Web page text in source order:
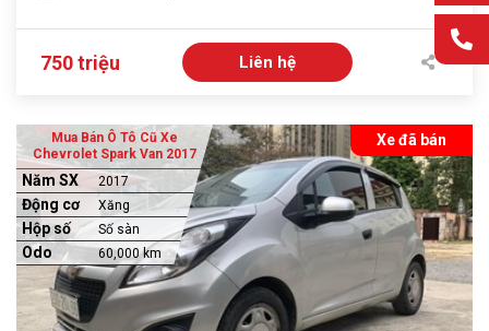
750 triệu Liên hệ
Xe đã bán
Mua Bán Ô Tô Cũ Xe
Chevrolet Spark Van 2017
Năm SX 2017
Động cơ Xăng
Hộp số Số sàn
Odo 60,000 km